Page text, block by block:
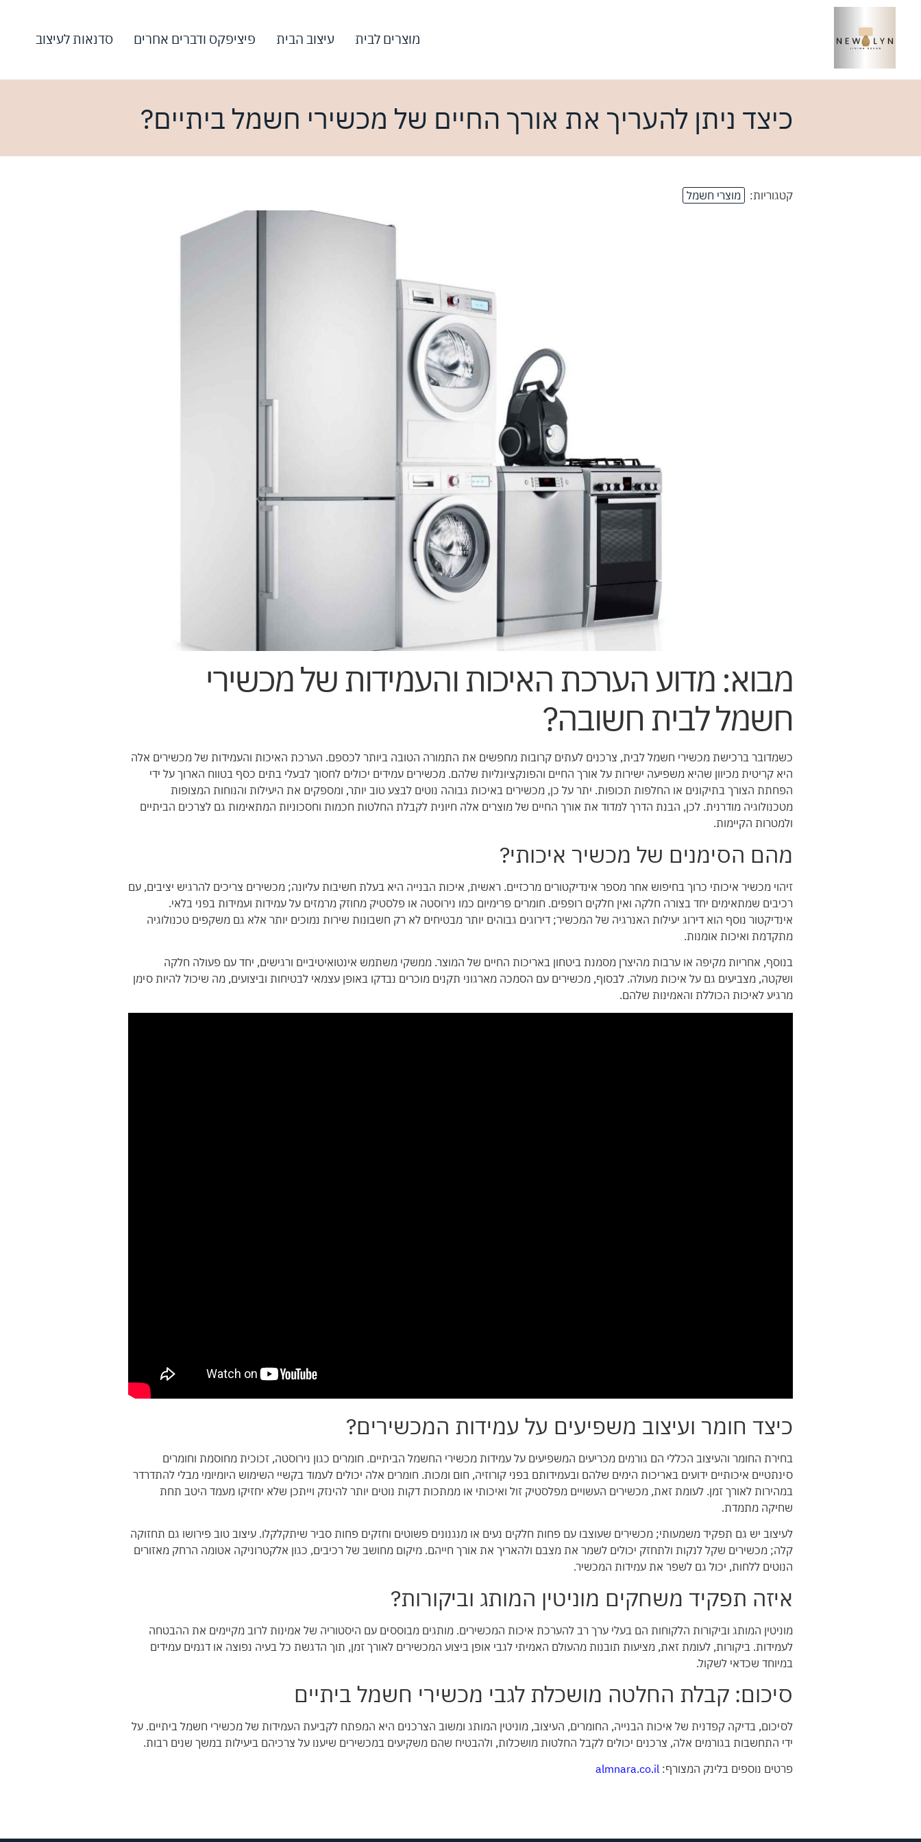
מוצרים לבית עיצוב הבית פיציפקס ודברים אחרים סדנאות לעיצוב
כיצד ניתן להעריך את אורך החיים של מכשירי חשמל ביתיים?
קטגוריות: מוצרי חשמל
מבוא: מדוע הערכת האיכות והעמידות של מכשירי
חשמל לבית חשובה?
כשמדובר ברכישת מכשירי חשמל לבית, צרכנים לעתים קרובות מחפשים את התמורה הטובה ביותר לכספם. הערכת האיכות והעמידות של מכשירים אלה
היא קריטית מכיוון שהיא משפיעה ישירות על אורך החיים והפונקציונליות שלהם. מכשירים עמידים יכולים לחסוך לבעלי בתים כסף בטווח הארוך על ידי
הפחתת הצורך בתיקונים או החלפות תכופות. יתר על כן, מכשירים באיכות גבוהה נוטים לבצע טוב יותר, ומספקים את היעילות והנוחות המצופות
מטכנולוגיה מודרנית. לכן, הבנת הדרך למדוד את אורך החיים של מוצרים אלה חיונית לקבלת החלטות חכמות וחסכוניות המתאימות גם לצרכים הביתיים
ולמטרות הקיימות.
מהם הסימנים של מכשיר איכותי?
זיהוי מכשיר איכותי כרוך בחיפוש אחר מספר אינדיקטורים מרכזיים. ראשית, איכות הבנייה היא בעלת חשיבות עליונה; מכשירים צריכים להרגיש יציבים, עם
רכיבים שמתאימים יחד בצורה חלקה ואין חלקים רופפים. חומרים פרימיום כמו נירוסטה או פלסטיק מחוזק מרמזים על עמידות ועמידות בפני בלאי.
אינדיקטור נוסף הוא דירוג יעילות האנרגיה של המכשיר; דירוגים גבוהים יותר מבטיחים לא רק חשבונות שירות נמוכים יותר אלא גם משקפים טכנולוגיה
מתקדמת ואיכות אומנות.
בנוסף, אחריות מקיפה או ערבות מהיצרן מסמנת ביטחון באריכות החיים של המוצר. ממשקי משתמש אינטואיטיביים ורגישים, יחד עם פעולה חלקה
ושקטה, מצביעים גם על איכות מעולה. לבסוף, מכשירים עם הסמכה מארגוני תקנים מוכרים נבדקו באופן עצמאי לבטיחות וביצועים, מה שיכול להיות סימן
מרגיע לאיכות הכוללת והאמינות שלהם.
כיצד חומר ועיצוב משפיעים על עמידות המכשירים?
בחירת החומר והעיצוב הכללי הם גורמים מכריעים המשפיעים על עמידות מכשירי החשמל הביתיים. חומרים כגון נירוסטה, זכוכית מחוסמת וחומרים
סינתטיים איכותיים ידועים באריכות הימים שלהם ובעמידותם בפני קורוזיה, חום ומכות. חומרים אלה יכולים לעמוד בקשיי השימוש היומיומי מבלי להתדרדר
במהירות לאורך זמן. לעומת זאת, מכשירים העשויים מפלסטיק זול ואיכותי או ממתכות דקות נוטים יותר להינזק וייתכן שלא יחזיקו מעמד היטב תחת
שחיקה מתמדת.
לעיצוב יש גם תפקיד משמעותי; מכשירים שעוצבו עם פחות חלקים נעים או מנגנונים פשוטים וחזקים פחות סביר שיתקלקלו. עיצוב טוב פירושו גם תחזוקה
קלה; מכשירים שקל לנקות ולתחזק יכולים לשמר את מצבם ולהאריך את אורך חייהם. מיקום מחושב של רכיבים, כגון אלקטרוניקה אטומה הרחק מאזורים
הנוטים ללחות, יכול גם לשפר את עמידות המכשיר.
איזה תפקיד משחקים מוניטין המותג וביקורות?
מוניטין המותג וביקורות הלקוחות הם בעלי ערך רב להערכת איכות המכשירים. מותגים מבוססים עם היסטוריה של אמינות לרוב מקיימים את ההבטחה
לעמידות. ביקורות, לעומת זאת, מציעות תובנות מהעולם האמיתי לגבי אופן ביצוע המכשירים לאורך זמן, תוך הדגשת כל בעיה נפוצה או דגמים עמידים
במיוחד שכדאי לשקול.
סיכום: קבלת החלטה מושכלת לגבי מכשירי חשמל ביתיים
לסיכום, בדיקה קפדנית של איכות הבנייה, החומרים, העיצוב, מוניטין המותג ומשוב הצרכנים היא המפתח לקביעת העמידות של מכשירי חשמל ביתיים. על
ידי התחשבות בגורמים אלה, צרכנים יכולים לקבל החלטות מושכלות, ולהבטיח שהם משקיעים במכשירים שיענו על צרכיהם ביעילות במשך שנים רבות.
פרטים נוספים בלינק המצורף: almnara.co.il